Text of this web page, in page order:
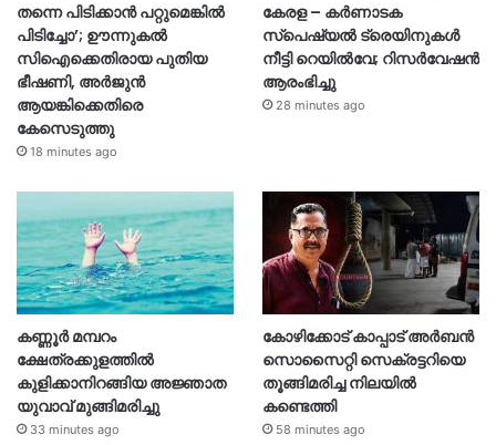
തന്നെ പിടിക്കാൻ പറ്റുമെങ്കിൽ
പിടിച്ചോ’; ഊന്നുകൽ
സിഐക്കെതിരായ പുതിയ
ഭീഷണി, അർജുൻ
ആയങ്കിക്കെതിരെ
കേസെടുത്തു
18 minutes ago
കേരള – കർണാടക
സ്പെഷ്യൽ ട്രെയിനുകൾ
നീട്ടി റെയിൽവേ; റിസർവേഷൻ
ആരംഭിച്ചു
28 minutes ago
കണ്ണൂർ മമ്പറം
ക്ഷേത്രക്കുളത്തിൽ
കുളിക്കാനിറങ്ങിയ അജ്ഞാത
യുവാവ് മുങ്ങിമരിച്ചു
33 minutes ago
കോഴിക്കോട് കാപ്പാട് അര്‍ബന്‍
സൊസൈറ്റി സെക്രട്ടറിയെ
തൂങ്ങിമരിച്ച നിലയിൽ
കണ്ടെത്തി
58 minutes ago